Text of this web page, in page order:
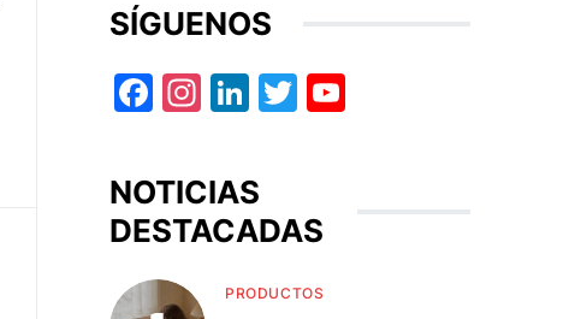
SÍGUENOS
Facebook
Instagram
LinkedIn
Twitter
NOTICIAS
DESTACADAS
PRODUCTOS